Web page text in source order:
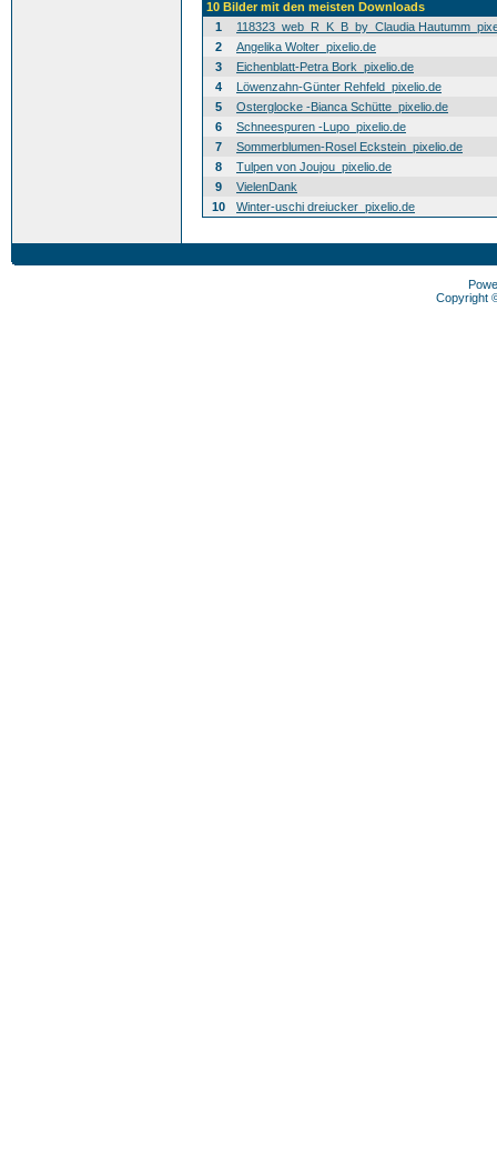
10 Bilder mit den meisten Downloads
1
118323_web_R_K_B_by_Claudia
2
Angelika Wolter_pixelio.de
3
Eichenblatt-Petra Bork_pixelio.de
4
Löwenzahn-Günter Rehfeld_pixelio.de
5
Osterglocke -Bianca Schütte_pixelio.de
6
Schneespuren -Lupo_pixelio.de
7
Sommerblumen-Rosel Eckstein_pixelio.de
8
Tulpen von Joujou_pixelio.de
9
VielenDank
10
Winter-uschi dreiucker_pixelio.de
Copyright